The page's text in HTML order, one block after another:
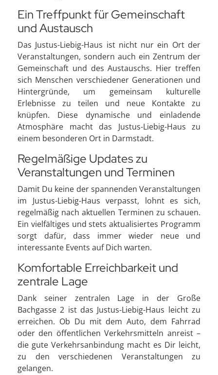
Ein Treffpunkt für Gemeinschaft
und Austausch
Das Justus-Liebig-Haus ist nicht nur ein Ort der
Veranstaltungen, sondern auch ein Zentrum der
Gemeinschaft und des Austauschs. Hier treffen
sich Menschen verschiedener Generationen und
Hintergründe, um gemeinsam kulturelle
Erlebnisse zu teilen und neue Kontakte zu
knüpfen. Diese dynamische und einladende
Atmosphäre macht das Justus-Liebig-Haus zu
einem besonderen Ort in Darmstadt.
Regelmäßige Updates zu
Veranstaltungen und Terminen
Damit Du keine der spannenden Veranstaltungen
im Justus-Liebig-Haus verpasst, lohnt es sich,
regelmäßig nach aktuellen Terminen zu schauen.
Ein vielfältiges und stets aktualisiertes Programm
sorgt dafür, dass immer wieder neue und
interessante Events auf Dich warten.
Komfortable Erreichbarkeit und
zentrale Lage
Dank seiner zentralen Lage in der Große
Bachgasse 2 ist das Justus-Liebig-Haus leicht zu
erreichen. Ob Du mit dem Auto, dem Fahrrad
oder den öffentlichen Verkehrsmitteln anreist –
die gute Verkehrsanbindung macht es Dir leicht,
zu den verschiedenen Veranstaltungen zu
gelangen.